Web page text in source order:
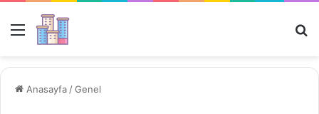
Menü
Anasayfa /Genel